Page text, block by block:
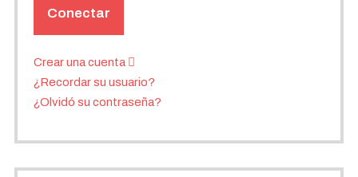
Conectar
Crear una cuenta
¿Recordar su usuario?
¿Olvidó su contraseña?